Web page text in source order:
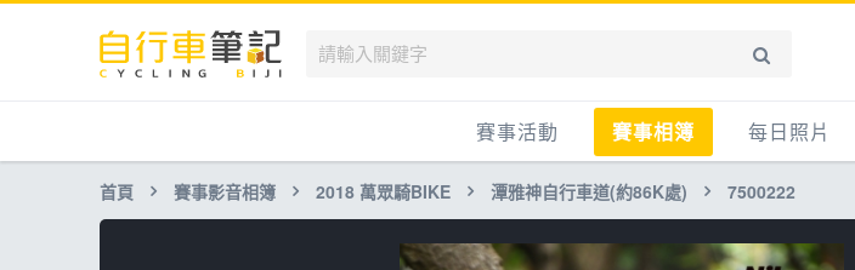
賽事活動
國內
國外
賽事相簿
賽事影音相簿
自行車好影片
每日照片
首頁 賽事影音相簿 2018 萬眾騎BIKE 潭雅神自行車道(約86K處) 7500222